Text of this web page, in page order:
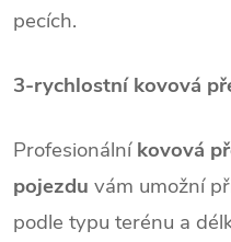
pecích.
3-rychlostní kovová
Profesionálníkovová
pojezdu vám umožní
podle typu terénu a